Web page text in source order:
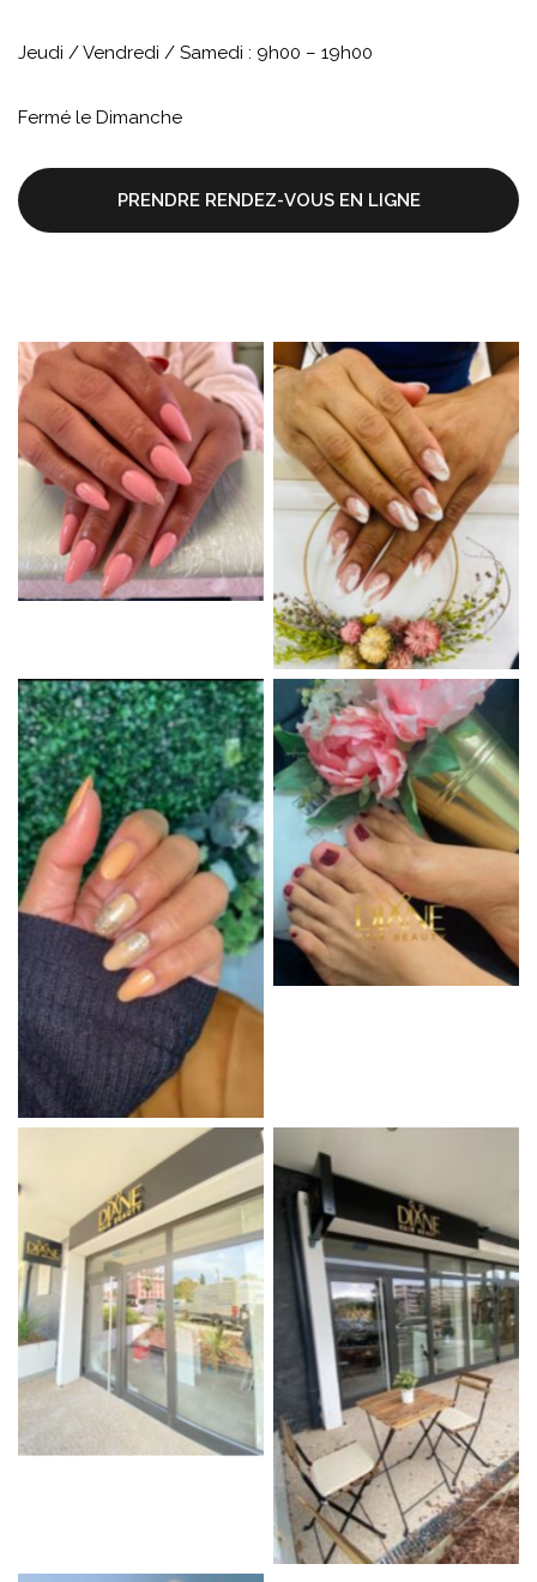
Jeudi / Vendredi / Samedi : 9h00 – 19h00
Fermé le Dimanche
PRENDRE RENDEZ-VOUS EN LIGNE
Aucune légende
Aucune légende
Aucune légende
Aucune légende
Aucune légende
Aucune légende